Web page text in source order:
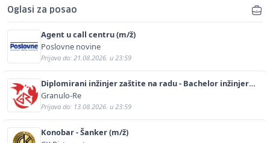
Oglasi za posao
Agent u call centru (m/ž)
Poslovne novine
Prijava do: 21.08.2026. u 23:59
Diplomirani inžinjer zaštite na radu - Bachelor inžinjer
sigurnosti i pomoći (m/ž)
Granulo-Re
Prijava do: 13.08.2026. u 23:59
Konobar - Šanker (m/ž)